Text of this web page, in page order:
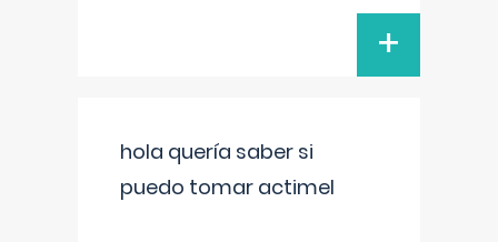
+
hola quería saber si
puedo tomar actimel